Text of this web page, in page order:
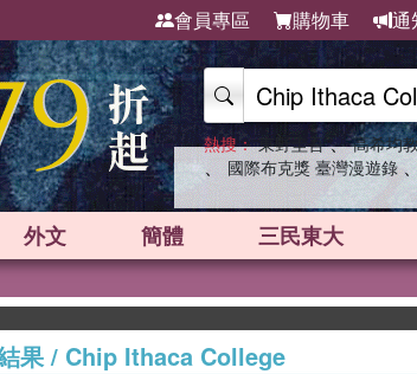
會員專區 購物車 通
熱搜： 東野圭吾 、 高希均
、 國際布克獎 臺灣漫遊錄 、
外文 簡體 三民東大
果/ Chip Ithaca College